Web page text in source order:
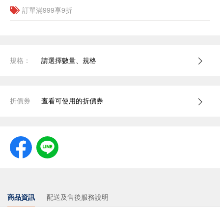
訂單滿999享9折
規格： 請選擇數量、規格
折價券 查看可使用的折價券
商品資訊 配送及售後服務說明